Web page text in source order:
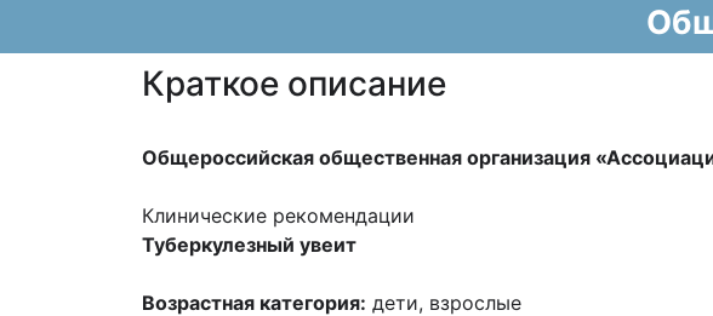
Краткое описание
Общероссийская общественная организация
Клинические рекомендации
Туберкулезный увеит
Возрастная категория: дети, взрослые